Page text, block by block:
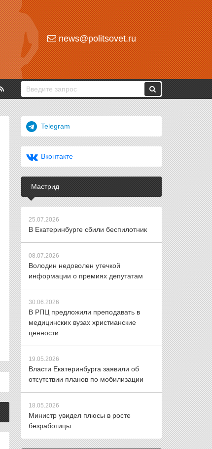
news@politsovet.ru
Telegram
Вконтакте
Мастрид
25.07.2026
В Екатеринбурге сбили беспилотник
08.07.2026
Володин недоволен утечкой
информации о премиях депутатам
30.06.2026
В РПЦ предложили преподавать в
медицинских вузах христианские
ценности
19.05.2026
Власти Екатеринбурга заявили об
отсутствии планов по мобилизации
18.05.2026
Министр увидел плюсы в росте
безработицы